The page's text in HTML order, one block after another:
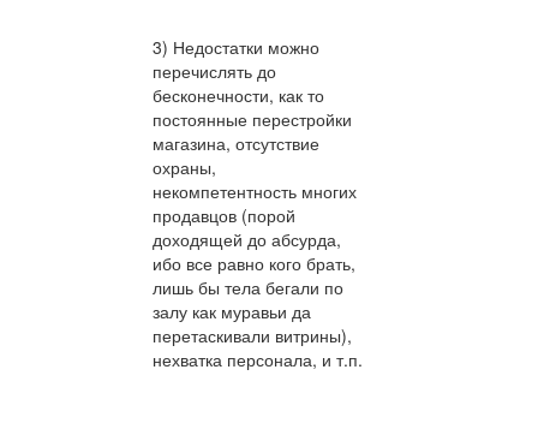
3) Недостатки можно
перечислять до
бесконечности, как то
постоянные перестройки
магазина, отсутствие
охраны,
некомпетентность многих
продавцов (порой
доходящей до абсурда,
ибо все равно кого брать,
лишь бы тела бегали по
залу как муравьи да
перетаскивали витрины),
нехватка персонала, и т.п.